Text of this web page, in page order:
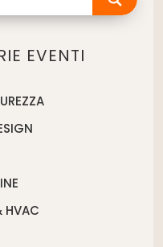
EVENTI
HVAC